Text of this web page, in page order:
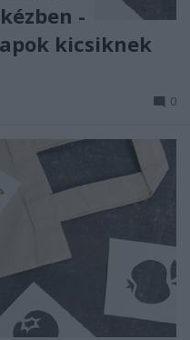
-
kicsiknek
0